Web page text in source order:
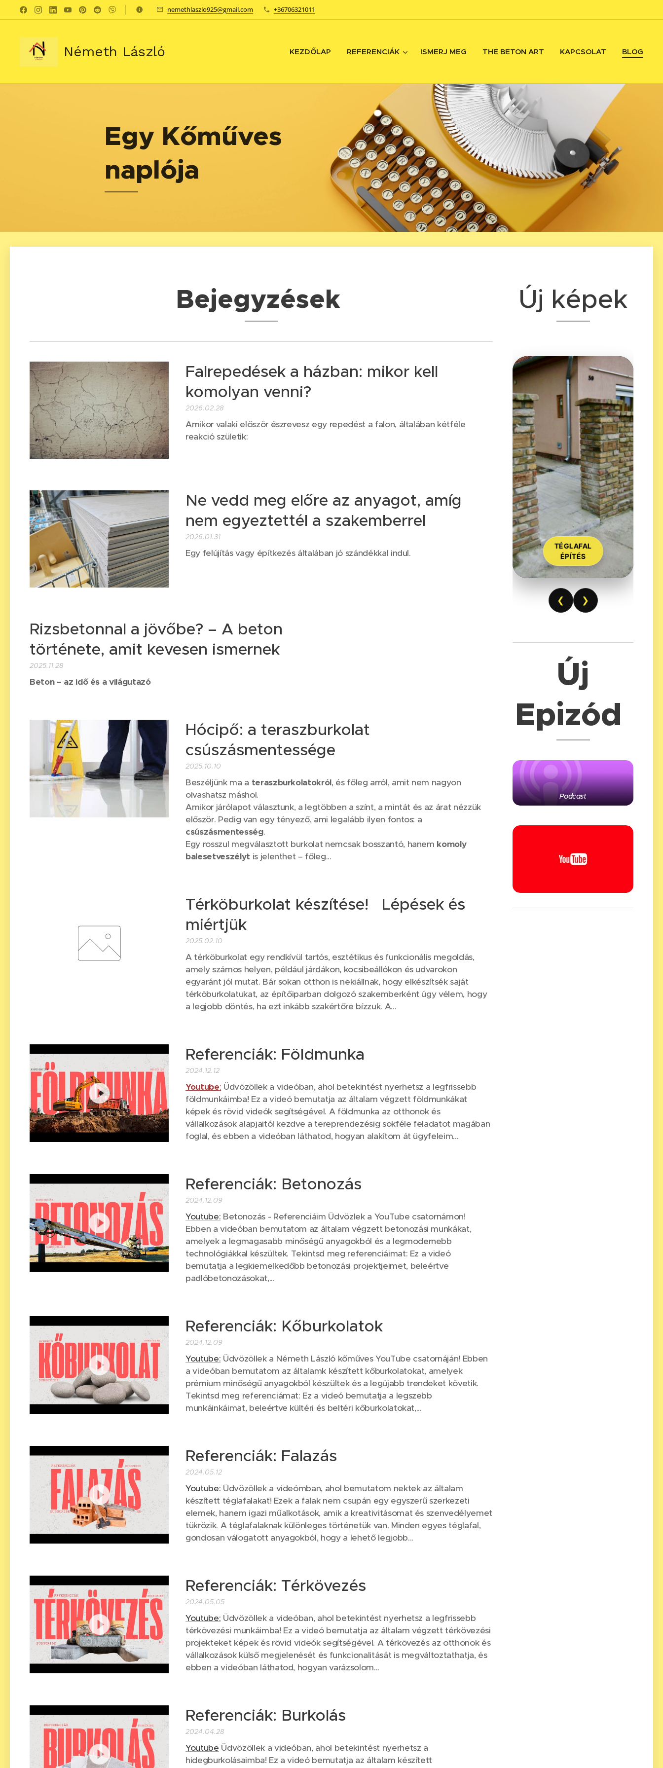
nemethlaszlo925@gmail.com +36706321011
Németh László KEZDŐLAP REFERENCIÁK ISMERJ MEG THE BETON ART KAPCSOLAT BLOG
Egy Kőműves
naplója
Bejegyzések
Falrepedések a házban: mikor kell
komolyan venni?
2026.02.28
Amikor valaki először észrevesz egy repedést a falon, általában kétféle
reakció születik:
Ne vedd meg előre az anyagot, amíg
nem egyeztettél a szakemberrel
2026.01.31
Egy felújítás vagy építkezés általában jó szándékkal indul.
Rizsbetonnal a jövőbe? – A beton
története, amit kevesen ismernek
2025.11.28
Beton – az idő és a világutazó
Hócipő: a teraszburkolat
csúszásmentessége
2025.10.10
Beszéljünk ma a teraszburkolatokról, és főleg arról, amit nem nagyon
olvashatsz máshol.
Amikor járólapot választunk, a legtöbben a színt, a mintát és az árat nézzük
először. Pedig van egy tényező, ami legalább ilyen fontos: a
csúszásmentesség.
Egy rosszul megválasztott burkolat nemcsak bosszantó, hanem komoly
balesetveszélyt is jelenthet – főleg...
Térköburkolat készítése! Lépések és
miértjük
2025.02.10
A térköburkolat egy rendkívül tartós, esztétikus és funkcionális megoldás,
amely számos helyen, például járdákon, kocsibeállókon és udvarokon
egyaránt jól mutat. Bár sokan otthon is nekiállnak, hogy elkészítsék saját
térköburkolatukat, az építőiparban dolgozó szakemberként úgy vélem, hogy
a legjobb döntés, ha ezt inkább szakértőre bízzuk. A...
Referenciák: Földmunka
2024.12.12
Youtube: Üdvözöllek a videóban, ahol betekintést nyerhetsz a legfrissebb
földmunkáimba! Ez a videó bemutatja az általam végzett földmunkákat
képek és rövid videók segítségével. A földmunka az otthonok és
vállalkozások alapjaitól kezdve a tereprendezésig sokféle feladatot magában
foglal, és ebben a videóban láthatod, hogyan alakítom át ügyfeleim...
Referenciák: Betonozás
2024.12.09
Youtube: Betonozás - Referenciáim Üdvözlek a YouTube csatornámon!
Ebben a videóban bemutatom az általam végzett betonozási munkákat,
amelyek a legmagasabb minőségű anyagokból és a legmodernebb
technológiákkal készültek. Tekintsd meg referenciáimat: Ez a videó
bemutatja a legkiemelkedőbb betonozási projektjeimet, beleértve
padlóbetonozásokat,...
Referenciák: Kőburkolatok
2024.12.09
Youtube: Üdvözöllek a Németh László kőműves YouTube csatornáján! Ebben
a videóban bemutatom az általamk készített kőburkolatokat, amelyek
prémium minőségű anyagokból készültek és a legújabb trendeket követik. 📸
Tekintsd meg referenciámat: Ez a videó bemutatja a legszebb
munkáinkáimat, beleértve kültéri és beltéri kőburkolatokat,...
Referenciák: Falazás
2024.05.12
Youtube: Üdvözöllek a videómban, ahol bemutatom nektek az általam
készített téglafalakat! Ezek a falak nem csupán egy egyszerű szerkezeti
elemek, hanem igazi műalkotások, amik a kreativitásomat és szenvedélyemet
tükrözik. A téglafalaknak különleges történetük van. Minden egyes téglafal,
gondosan válogatott anyagokból, hogy a lehető legjobb...
Referenciák: Térkövezés
2024.05.05
Youtube: Üdvözöllek a videóban, ahol betekintést nyerhetsz a legfrissebb
térkövezési munkáimba! Ez a videó bemutatja az általam végzett térkövezési
projekteket képek és rövid videók segítségével. A térkövezés az otthonok és
vállalkozások külső megjelenését és funkcionalitását is megváltoztathatja, és
ebben a videóban láthatod, hogyan varázsolom...
Referenciák: Burkolás
2024.04.28
Youtube Üdvözöllek a videóban, ahol betekintést nyerhetsz a
hidegburkolásaimba! Ez a videó bemutatja az általam készített
Új képek
TÉGLAFAL
ÉPÍTÉS
❮ ❯
Új
Epizód
Podcast